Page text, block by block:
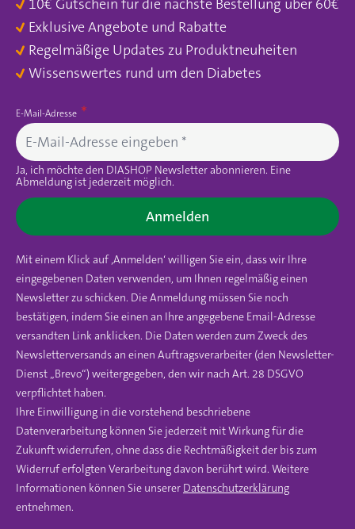
10€ Gutschein für die nächste Bestellung über 60€
Exklusive Angebote und Rabatte
Regelmäßige Updates zu Produktneuheiten
Wissenswertes rund um den Diabetes
E-Mail-Adresse
Ja, ich möchte den DIASHOP Newsletter abonnieren. Eine
Abmeldung ist jederzeit möglich.
Anmelden
Mit einem Klick auf ‚Anmelden‘ willigen Sie ein, dass wir Ihre
eingegebenen Daten verwenden, um Ihnen regelmäßig einen
Newsletter zu schicken. Die Anmeldung müssen Sie noch
bestätigen, indem Sie einen an Ihre angegebene Email-Adresse
versandten Link anklicken. Die Daten werden zum Zweck des
Newsletterversands an einen Auftragsverarbeiter (den Newsletter-
Dienst „Brevo“) weitergegeben, den wir nach Art. 28 DSGVO
verpflichtet haben.
Ihre Einwilligung in die vorstehend beschriebene
Datenverarbeitung können Sie jederzeit mit Wirkung für die
Zukunft widerrufen, ohne dass die Rechtmäßigkeit der bis zum
Widerruf erfolgten Verarbeitung davon berührt wird. Weitere
Informationen können Sie unserer Datenschutzerklärung
entnehmen.